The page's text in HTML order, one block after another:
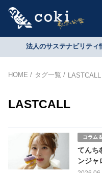
法人のサステナビリテ
HOME タグ一覧 LASTCALL
LASTCALL
コラム
てんち
ンジャ